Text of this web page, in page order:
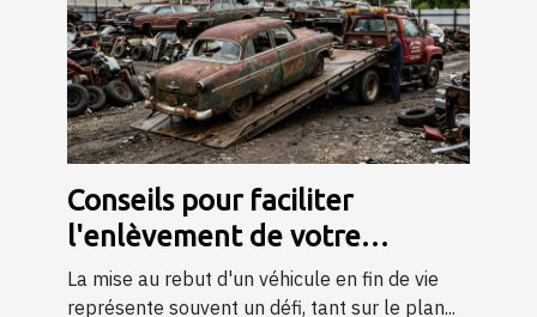
Conseils pour faciliter
l'enlèvement de votre
véhicule en fin de vie
La mise au rebut d'un véhicule en fin de vie
représente souvent un défi, tant sur le plan...